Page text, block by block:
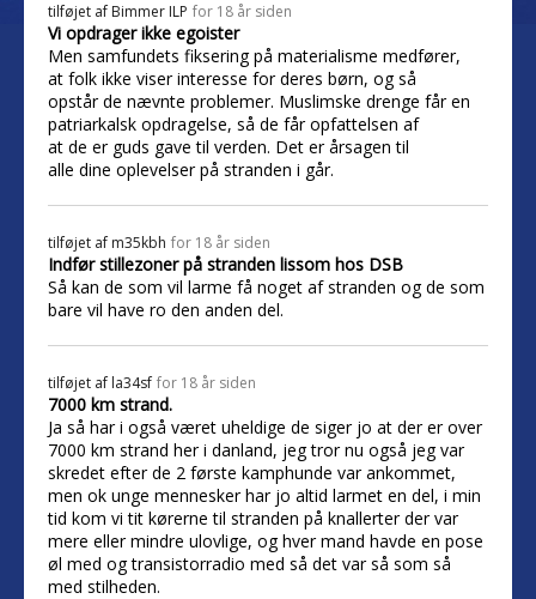
tilføjet af Bimmer ILP for 18 år siden
Vi opdrager ikke egoister
Men samfundets fiksering på materialisme medfører,
at folk ikke viser interesse for deres børn, og så
opstår de nævnte problemer. Muslimske drenge får en
patriarkalsk opdragelse, så de får opfattelsen af
at de er guds gave til verden. Det er årsagen til
alle dine oplevelser på stranden i går.
tilføjet af m35kbh for 18 år siden
Indfør stillezoner på stranden lissom hos DSB
Så kan de som vil larme få noget af stranden og de som
bare vil have ro den anden del.
tilføjet af la34sf for 18 år siden
7000 km strand.
Ja så har i også været uheldige de siger jo at der er over
7000 km strand her i danland, jeg tror nu også jeg var
skredet efter de 2 første kamphunde var ankommet,
men ok unge mennesker har jo altid larmet en del, i min
tid kom vi tit kørerne til stranden på knallerter der var
mere eller mindre ulovlige, og hver mand havde en pose
øl med og transistorradio med så det var så som så
med stilheden.